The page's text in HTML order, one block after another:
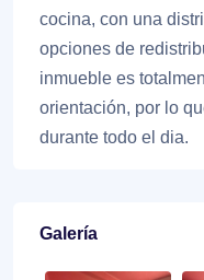
cocina, con una
opciones de
inmueble es
orientación, por lo
durante todo el dia.
Galería